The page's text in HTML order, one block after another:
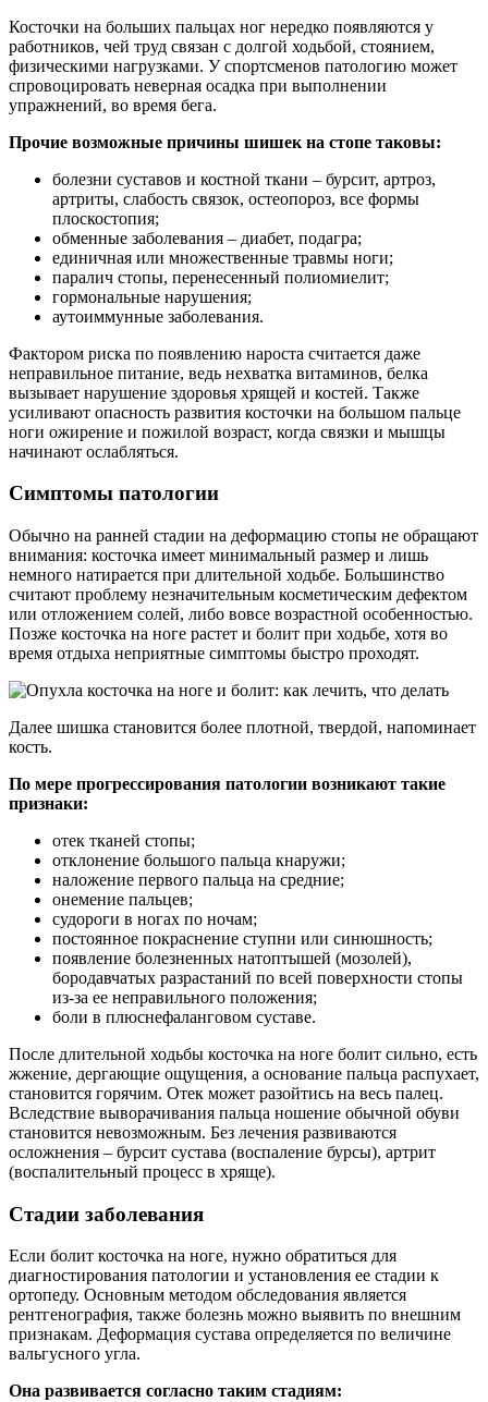
Косточки на больших пальцах ног нередко появляются у
работников, чей труд связан с долгой ходьбой, стоянием,
физическими нагрузками. У спортсменов патологию может
спровоцировать неверная осадка при выполнении
упражнений, во время бега.
Прочие возможные причины шишек на стопе таковы:
болезни суставов и костной ткани – бурсит, артроз,
артриты, слабость связок, остеопороз, все формы
плоскостопия;
обменные заболевания – диабет, подагра;
единичная или множественные травмы ноги;
паралич стопы, перенесенный полиомиелит;
гормональные нарушения;
аутоиммунные заболевания.
Фактором риска по появлению нароста считается даже
неправильное питание, ведь нехватка витаминов, белка
вызывает нарушение здоровья хрящей и костей. Также
усиливают опасность развития косточки на большом пальце
ноги ожирение и пожилой возраст, когда связки и мышцы
начинают ослабляться.
Симптомы патологии
Обычно на ранней стадии на деформацию стопы не обращают
внимания: косточка имеет минимальный размер и лишь
немного натирается при длительной ходьбе. Большинство
считают проблему незначительным косметическим дефектом
или отложением солей, либо вовсе возрастной особенностью.
Позже косточка на ноге растет и болит при ходьбе, хотя во
время отдыха неприятные симптомы быстро проходят.
Далее шишка становится более плотной, твердой, напоминает
кость.
По мере прогрессирования патологии возникают такие
признаки:
отек тканей стопы;
отклонение большого пальца кнаружи;
наложение первого пальца на средние;
онемение пальцев;
судороги в ногах по ночам;
постоянное покраснение ступни или синюшность;
появление болезненных натоптышей (мозолей),
бородавчатых разрастаний по всей поверхности стопы
из-за ее неправильного положения;
боли в плюснефаланговом суставе.
После длительной ходьбы косточка на ноге болит сильно, есть
жжение, дергающие ощущения, а основание пальца распухает,
становится горячим. Отек может разойтись на весь палец.
Вследствие выворачивания пальца ношение обычной обуви
становится невозможным. Без лечения развиваются
осложнения – бурсит сустава (воспаление бурсы), артрит
(воспалительный процесс в хряще).
Стадии заболевания
Если болит косточка на ноге, нужно обратиться для
диагностирования патологии и установления ее стадии к
ортопеду. Основным методом обследования является
рентгенография, также болезнь можно выявить по внешним
признакам. Деформация сустава определяется по величине
вальгусного угла.
Она развивается согласно таким стадиям: